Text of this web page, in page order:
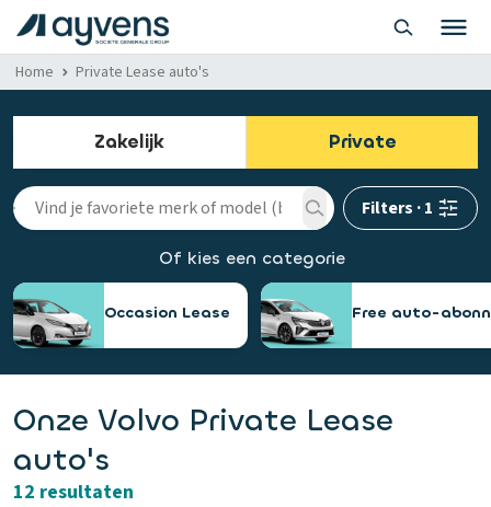
Home Private Lease auto's
Zakelijk Private
Filters ·1
Of kies een categorie
Occasion Lease Free auto-
Onze Volvo Private Lease
auto's
12 resultaten